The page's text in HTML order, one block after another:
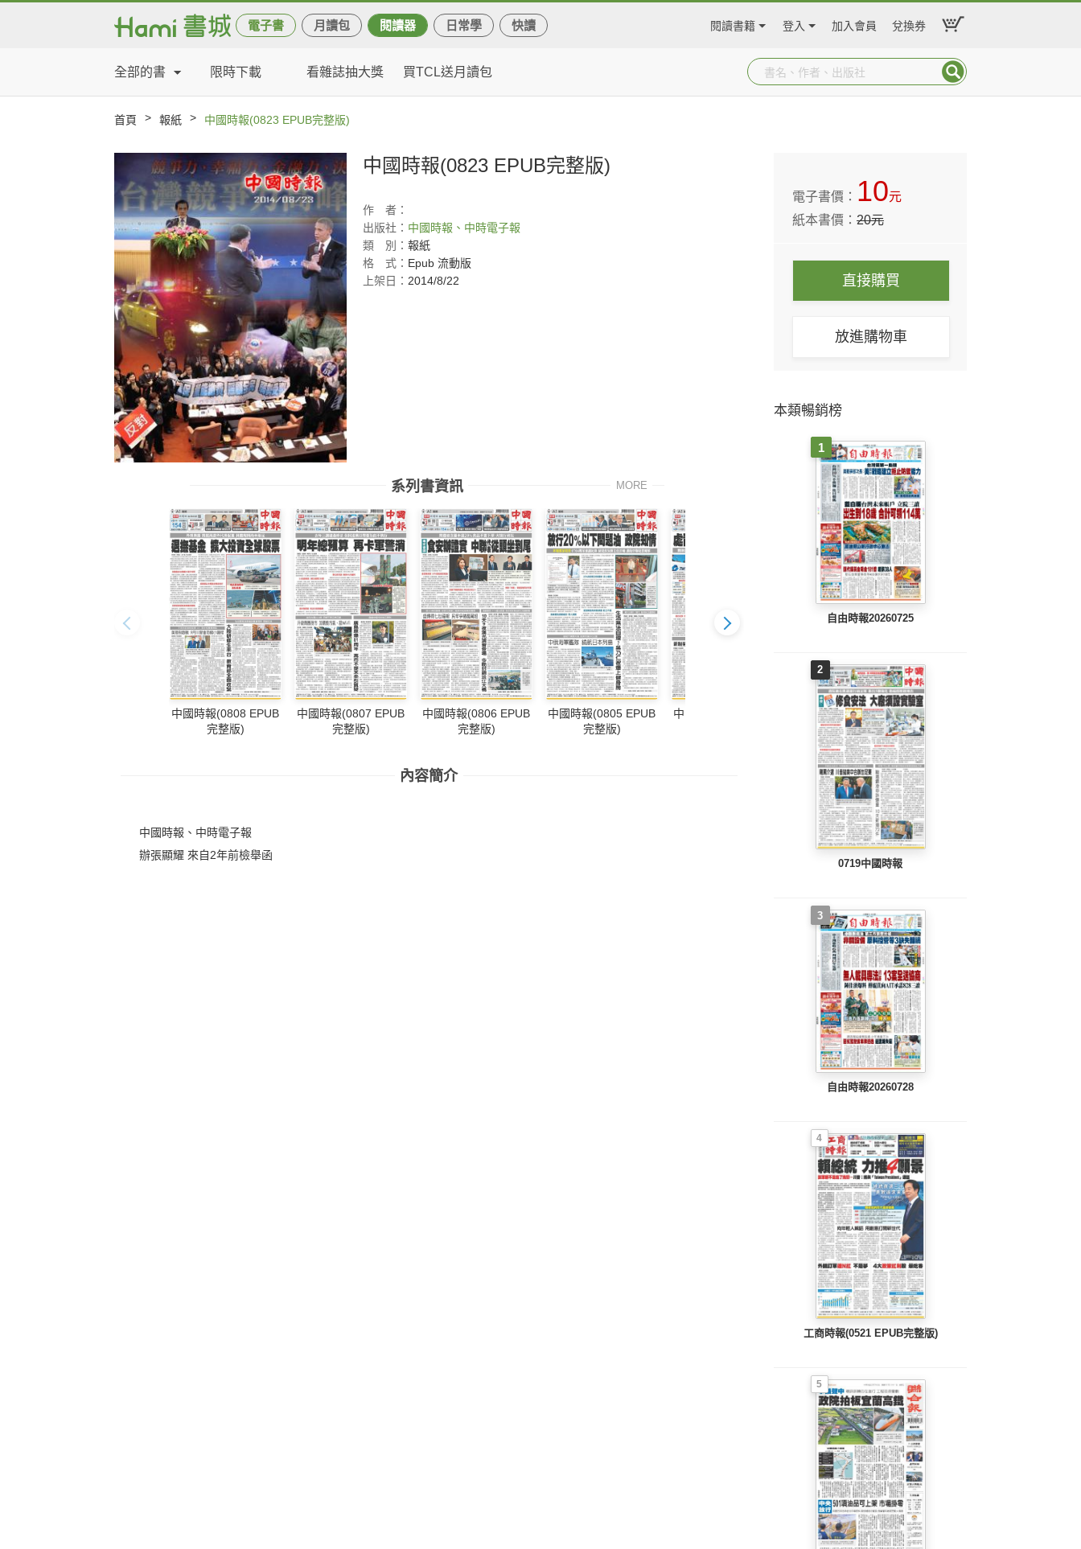
電子書 月讀包 閱讀器 日常學 快讀 閱讀書籍 登入 加入會員 兌換券
全部的書 限時下載 看雜誌抽大獎 買TCL送月讀包
首頁 > 報紙 > 中國時報(0823 EPUB完整版)
中國時報(0823 EPUB完整版)
作
者：
出版社： 中國時報、中時電子報
類
別： 報紙
格
式： Epub 流動版
上架日： 2014/8/22
系列書資訊 MORE
中國時報(0808 EPUB
完整版)
中國時報(0807 EPUB
完整版)
中國時報(0806 EPUB
完整版)
中國時報(0805 EPUB
完整版)
中國時報(0804 EPUB
中國時報(0803 EPUB
完整版)
內容簡介
中國時報、中時電子報
辦張顯耀 來自2年前檢舉函
電子書價： 10元
紙本書價：20元
直接購買
放進購物車
本類暢銷榜
1
自由時報20260725
2
0719中國時報
3
自由時報20260728
4
工商時報(0521 EPUB完整版)
5